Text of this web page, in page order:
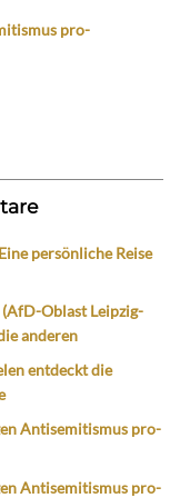
pro-
persönliche Reise
Oblast Leipzig-
anderen
entdeckt die
Antisemitismus pro-
Antisemitismus pro-